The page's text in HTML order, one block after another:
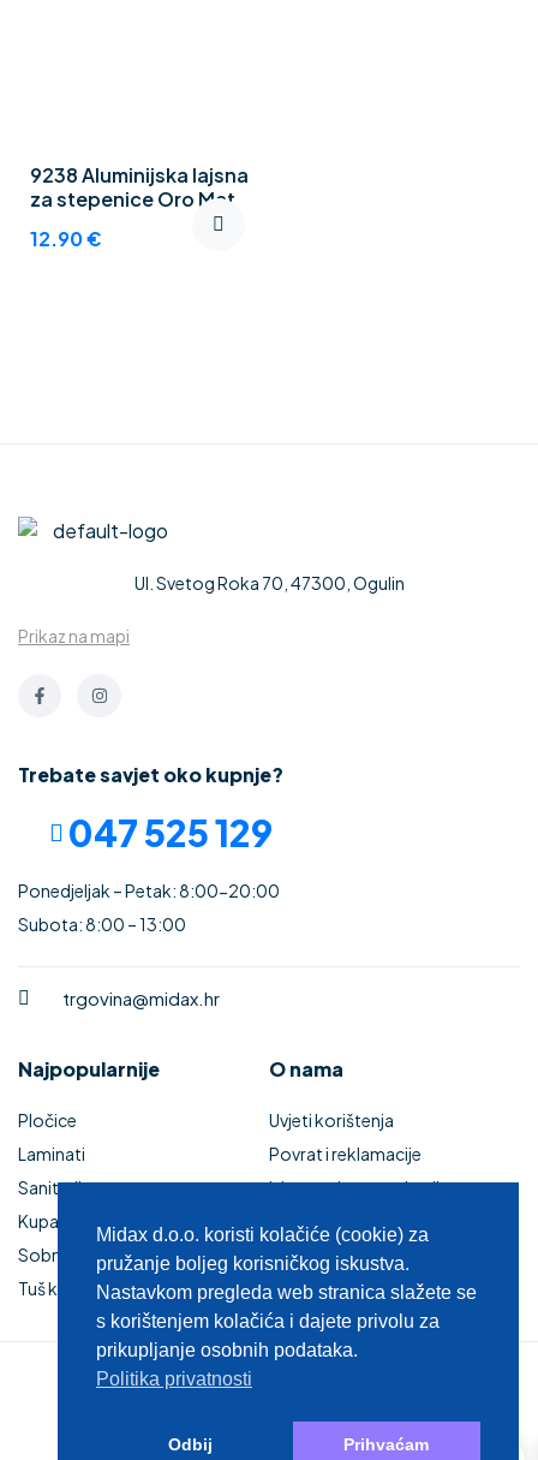
9238 Aluminijska lajsna
za stepenice Oro Mat
12.90€
Ul. Svetog Roka 70, 47300, Ogulin
Prikaz na mapi
Trebate savjet oko kupnje?
047 525 129
Ponedjeljak – Petak: 8:00-20:00
Subota: 8:00 – 13:00
trgovina@midax.hr
Najpopularnije
Pločice
Laminati
Sanitarije
Kupaonski namještaj
Sobna vrata
Tuš kabine i kade
O nama
Uvjeti korištenja
Povrat i reklamacije
Izjava o sigurnosti online
plaćanja
Kupaonski namještaj
Zaštita privatnosti
© 2025 MIDAX d.o.o.
Midax d.o.o. koristi kolačiće (cookie) za
pružanje boljeg korisničkog iskustva.
Nastavkom pregleda web stranica slažete se
s korištenjem kolačića i dajete privolu za
prikupljanje osobnih podataka.
Politika privatnosti
Odbij Prihvaćam